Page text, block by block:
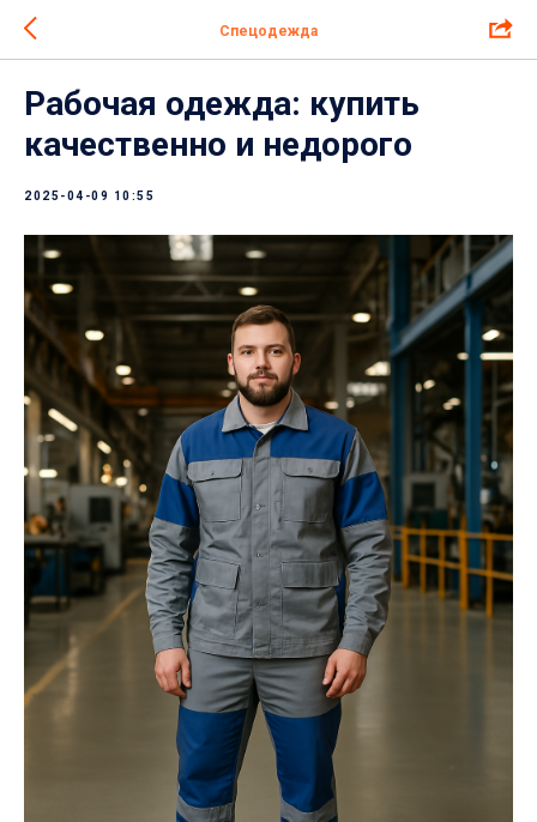
Спецодежда
Рабочая одежда: купить
качественно и недорого
2025-04-09 10:55